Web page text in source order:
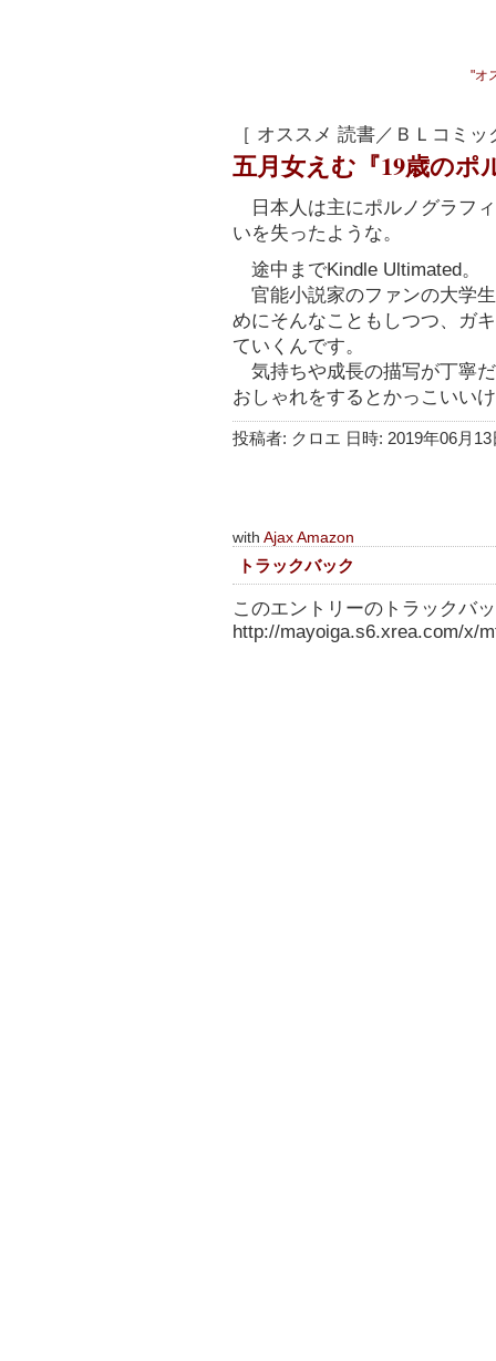
"オ
［ オススメ 読書／ＢＬコミッ
五月女えむ『19歳のポ
日本人は主にポルノグラフ
いを失ったような。
途中までKindle Ultimated。
官能小説家のファンの大学
めにそんなこともしつつ、ガ
ていくんです。
気持ちや成長の描写が丁寧
おしゃれをするとかっこいい
投稿者: クロエ 日時: 2019年06月13
with Ajax Amazon
トラックバック
このエントリーのトラックバ
http://mayoiga.s6.xrea.com/x/